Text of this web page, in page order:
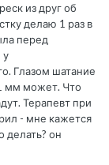
из друг об
делаю 1 раз в
перед
у
Глазом шатание
мм может. Что
Терапевт при
- мне кажется
делать? он